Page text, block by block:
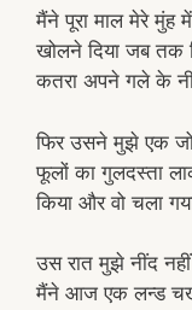
मैंने पूरा माल मेरे
खोलने दिया जब तक
कतरा अपने गले के
फिर उसने मुझे एक
फूलों का गुलदस्ता
किया और वो चला
उस रात मुझे नींद
मैंने आज एक लन्ड